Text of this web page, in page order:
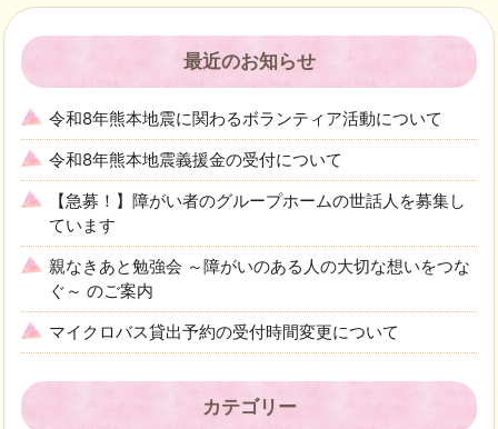
最近のお知らせ
令和8年熊本地震に関わるボランティア活動について
令和8年熊本地震義援金の受付について
【急募！】障がい者のグループホームの世話人を募集し
ています
親なきあと勉強会 ～障がいのある人の大切な想いをつな
ぐ～ のご案内
マイクロバス貸出予約の受付時間変更について
カテゴリー